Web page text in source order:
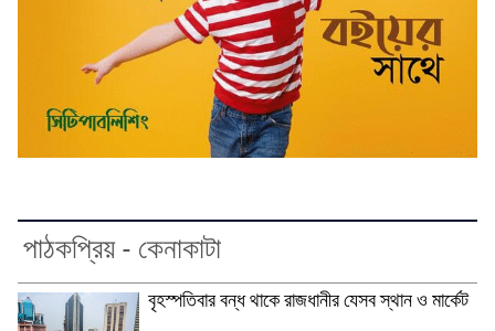
পাঠকপ্রিয় - কেনাকাটা
বৃহস্পতিবার বন্ধ থাকে রাজধানীর যেসব স্থান ও মার্কেট